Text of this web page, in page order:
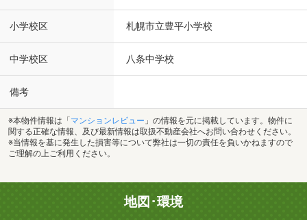
小学校区 札幌市立豊平小学校
中学校区 八条中学校
備考
※本物件情報は「 マンションレビュー 」の情報を元に掲載しています。物件に
関する正確な情報、及び最新情報は取扱不動産会社へお問い合わせください。
※当情報を基に発生した損害等について弊社は一切の責任を負いかねますので
ご理解の上ご利用ください。
地図･環境